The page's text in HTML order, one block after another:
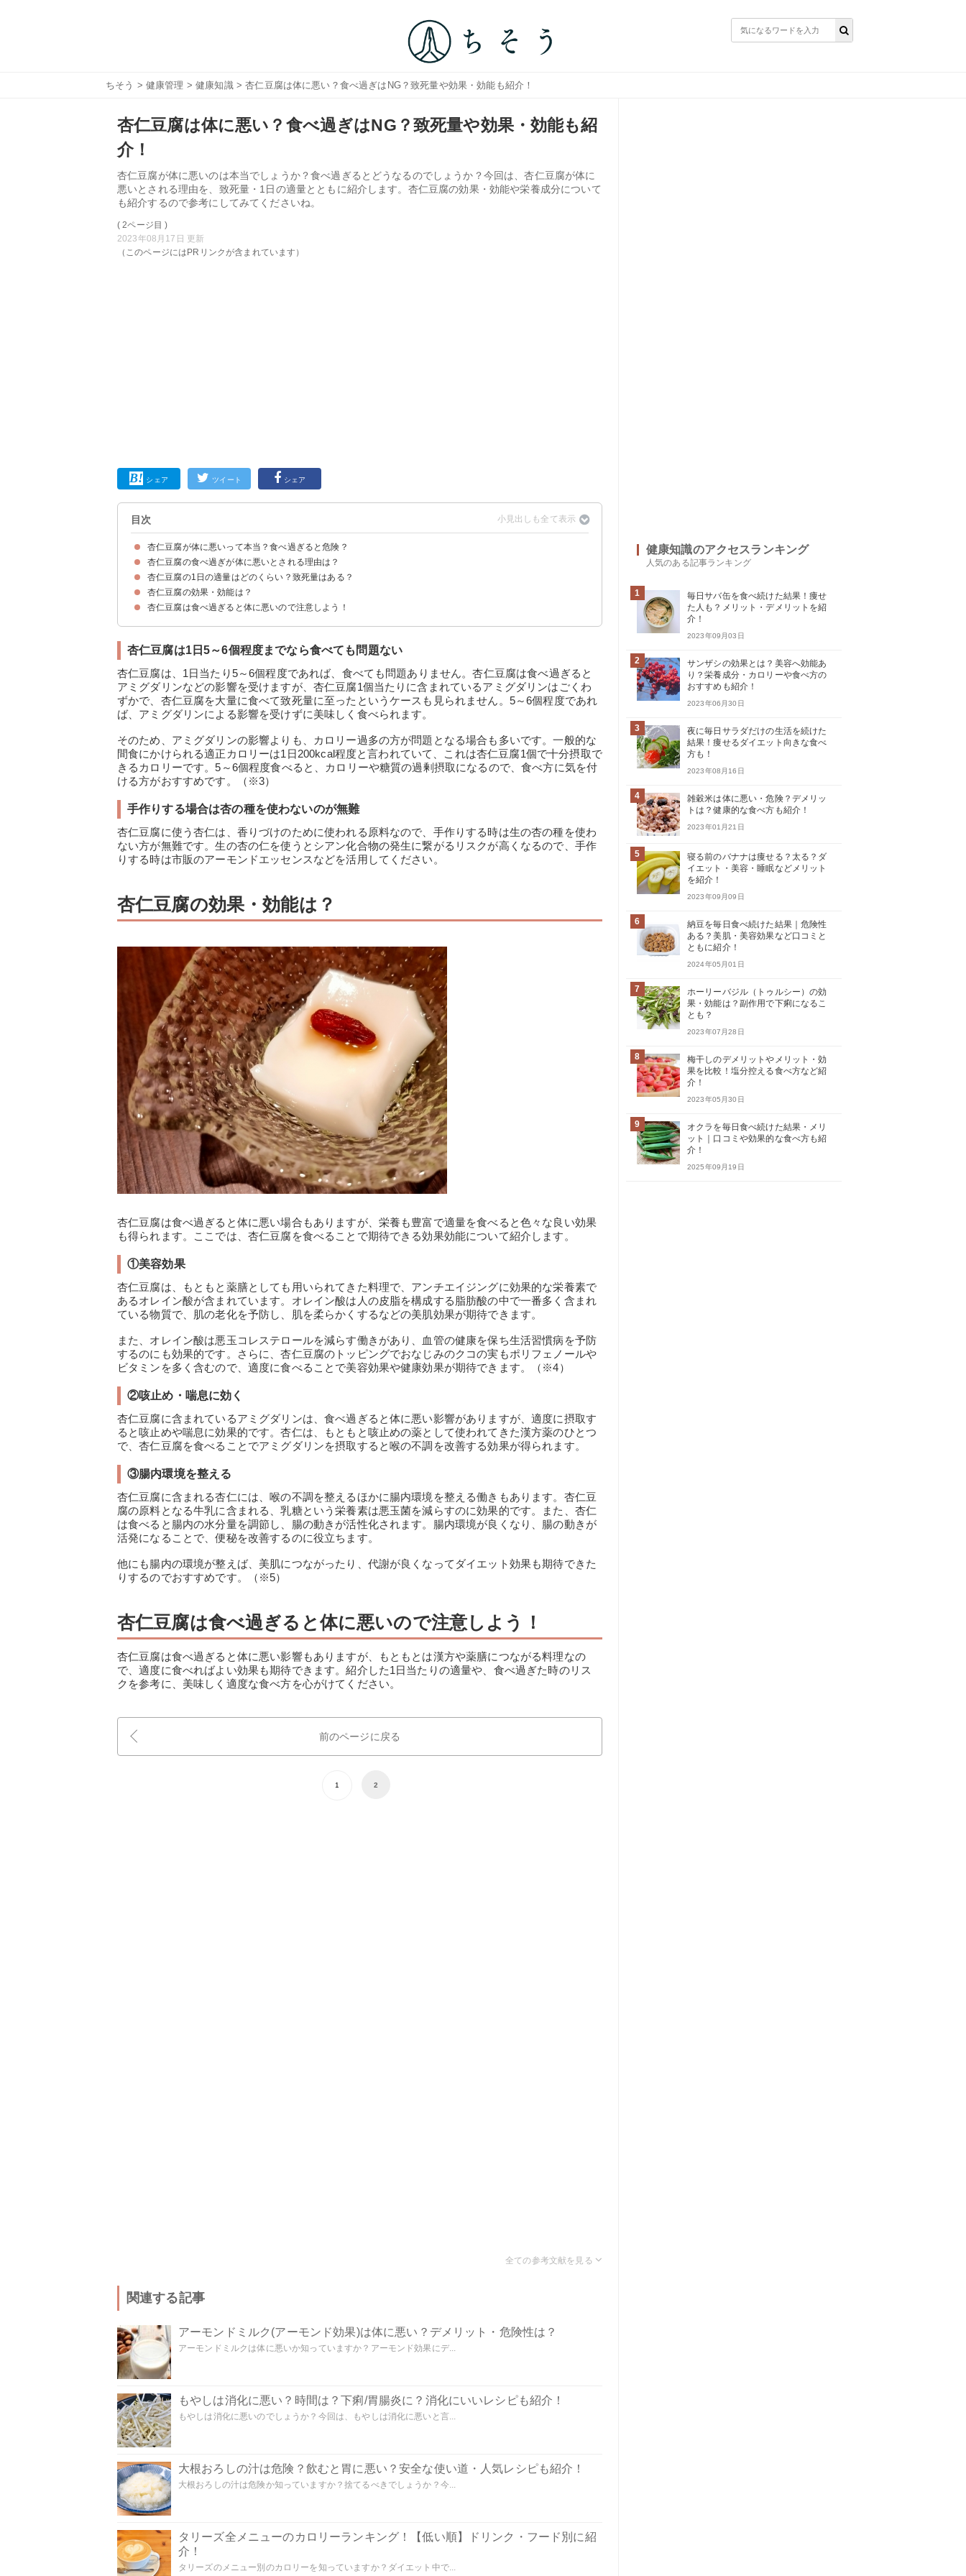
ちそう > 健康管理 >健康知識> 杏仁豆腐は体に悪い？食べ過ぎはNG？致死量や効果・効能も紹介！
杏仁豆腐は体に悪い？食べ過ぎはNG？致死量や効果・効能も紹
介！
杏仁豆腐が体に悪いのは本当でしょうか？食べ過ぎるとどうなるのでしょうか？今回は、杏仁豆腐が体に
悪いとされる理由を、致死量・1日の適量とともに紹介します。杏仁豆腐の効果・効能や栄養成分について
も紹介するので参考にしてみてくださいね。
( 2ページ目 )
2023年08月17日 更新
（このページにはPRリンクが含まれています）
シェア ツイート シェア
目次
杏仁豆腐が体に悪いって本当？食べ過ぎると危険？
杏仁豆腐は食べ過ぎると体に悪い
杏仁豆腐の食べ過ぎが体に悪いとされる理由は？
①杏の種にアミグダリンが含まれている
②カロリー・糖質が高い
ちなみに杏仁豆腐に添えられるクコの実の食べ過ぎも体に悪い
杏仁豆腐の1日の適量はどのくらい？致死量はある？
杏仁豆腐は1日5～6個程度までなら食べても問題ない
手作りする場合は杏の種を使わないのが無難
杏仁豆腐の効果・効能は？
①美容効果
②咳止め・喘息に効く
③腸内環境を整える
杏仁豆腐は食べ過ぎると体に悪いので注意しよう！
杏仁豆腐は1日5～6個程度までなら食べても問題ない
杏仁豆腐は、1日当たり5～6個程度であれば、食べても問題ありません。杏仁豆腐は食べ過ぎると
アミグダリンなどの影響を受けますが、杏仁豆腐1個当たりに含まれているアミグダリンはごくわ
ずかで、杏仁豆腐を大量に食べて致死量に至ったというケースも見られません。5～6個程度であれ
ば、アミグダリンによる影響を受けずに美味しく食べられます。
そのため、アミグダリンの影響よりも、カロリー過多の方が問題となる場合も多いです。一般的な
間食にかけられる適正カロリーは1日200kcal程度と言われていて、これは杏仁豆腐1個で十分摂取で
きるカロリーです。5～6個程度食べると、カロリーや糖質の過剰摂取になるので、食べ方に気を付
ける方がおすすめです。（※3）
手作りする場合は杏の種を使わないのが無難
杏仁豆腐に使う杏仁は、香りづけのために使われる原料なので、手作りする時は生の杏の種を使わ
ない方が無難です。生の杏の仁を使うとシアン化合物の発生に繋がるリスクが高くなるので、手作
りする時は市販のアーモンドエッセンスなどを活用してください。
杏仁豆腐の効果・効能は？
杏仁豆腐は食べ過ぎると体に悪い場合もありますが、栄養も豊富で適量を食べると色々な良い効果
も得られます。ここでは、杏仁豆腐を食べることで期待できる効果効能について紹介します。
①美容効果
杏仁豆腐は、もともと薬膳としても用いられてきた料理で、アンチエイジングに効果的な栄養素で
あるオレイン酸が含まれています。オレイン酸は人の皮脂を構成する脂肪酸の中で一番多く含まれ
ている物質で、肌の老化を予防し、肌を柔らかくするなどの美肌効果が期待できます。
また、オレイン酸は悪玉コレステロールを減らす働きがあり、血管の健康を保ち生活習慣病を予防
するのにも効果的です。さらに、杏仁豆腐のトッピングでおなじみのクコの実もポリフェノールや
ビタミンを多く含むので、適度に食べることで美容効果や健康効果が期待できます。（※4）
②咳止め・喘息に効く
杏仁豆腐に含まれているアミグダリンは、食べ過ぎると体に悪い影響がありますが、適度に摂取す
ると咳止めや喘息に効果的です。杏仁は、もともと咳止めの薬として使われてきた漢方薬のひとつ
で、杏仁豆腐を食べることでアミグダリンを摂取すると喉の不調を改善する効果が得られます。
③腸内環境を整える
杏仁豆腐に含まれる杏仁には、喉の不調を整えるほかに腸内環境を整える働きもあります。杏仁豆
腐の原料となる牛乳に含まれる、乳糖という栄養素は悪玉菌を減らすのに効果的です。また、杏仁
は食べると腸内の水分量を調節し、腸の動きが活性化されます。腸内環境が良くなり、腸の動きが
活発になることで、便秘を改善するのに役立ちます。
他にも腸内の環境が整えば、美肌につながったり、代謝が良くなってダイエット効果も期待できた
りするのでおすすめです。（※5）
杏仁豆腐は食べ過ぎると体に悪いので注意しよう！
杏仁豆腐は食べ過ぎると体に悪い影響もありますが、もともとは漢方や薬膳につながる料理なの
で、適度に食べればよい効果も期待できます。紹介した1日当たりの適量や、食べ過ぎた時のリス
クを参考に、美味しく適度な食べ方を心がけてください。
前のページに戻る
1 2
関連する記事
アーモンドミルク(アーモンド効果)は体に悪い？デメリット・危険性は？
アーモンドミルクは体に悪いか知っていますか？アーモンド効果にデ...
もやしは消化に悪い？時間は？下痢/胃腸炎に？消化にいいレシピも紹介！
もやしは消化に悪いのでしょうか？今回は、もやしは消化に悪いと言...
大根おろしの汁は危険？飲むと胃に悪い？安全な使い道・人気レシピも紹介！
大根おろしの汁は危険か知っていますか？捨てるべきでしょうか？今...
タリーズ全メニューのカロリーランキング！【低い順】ドリンク・フード別に紹
介！
タリーズのメニュー別のカロリーを知っていますか？ダイエット中で...
健康知識のアクセスランキング
人気のある記事ランキング
1
毎日サバ缶を食べ続けた結果！痩せ
た人も？メリット・デメリットを紹
介！
2023年09月03日
2
サンザシの効果とは？美容へ効能あ
り？栄養成分・カロリーや食べ方の
おすすめも紹介！
2023年06月30日
3
夜に毎日サラダだけの生活を続けた
結果！痩せるダイエット向きな食べ
方も！
2023年08月16日
4
雑穀米は体に悪い・危険？デメリッ
トは？健康的な食べ方も紹介！
2023年01月21日
5
寝る前のバナナは痩せる？太る？ダ
イエット・美容・睡眠などメリット
を紹介！
2023年09月09日
6
納豆を毎日食べ続けた結果｜危険性
ある？美肌・美容効果など口コミと
ともに紹介！
2024年05月01日
7
ホーリーバジル（トゥルシー）の効
果・効能は？副作用で下痢になるこ
とも？
2023年07月28日
8
梅干しのデメリットやメリット・効
果を比較！塩分控える食べ方など紹
介！
2023年05月30日
9
オクラを毎日食べ続けた結果・メリ
ット｜口コミや効果的な食べ方も紹
介！
2025年09月19日